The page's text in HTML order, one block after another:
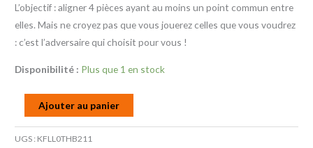
L’objectif : aligner 4 pièces ayant au moins un point commun entre
elles. Mais ne croyez pas que vous jouerez celles que vous voudrez
: c’est l’adversaire qui choisit pour vous !
Disponibilité : Plus que 1 en stock
Ajouter au panier
UGS : KFLL0THB211